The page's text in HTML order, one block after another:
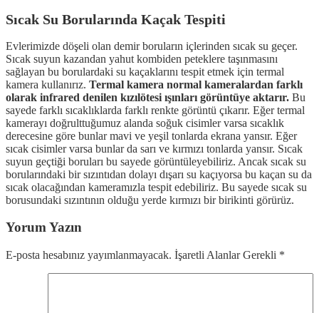
Sıcak Su Borularında Kaçak Tespiti
Evlerimizde döşeli olan demir boruların içlerinden sıcak su geçer.
Sıcak suyun kazandan yahut kombiden peteklere taşınmasını
sağlayan bu borulardaki su kaçaklarını tespit etmek için termal
kamera kullanırız. Termal kamera normal kameralardan farklı
olarak infrared denilen kızılötesi ışınları görüntüye aktarır. Bu
sayede farklı sıcaklıklarda farklı renkte görüntü çıkarır. Eğer termal
kamerayı doğrulttuğumuz alanda soğuk cisimler varsa sıcaklık
derecesine göre bunlar mavi ve yeşil tonlarda ekrana yansır. Eğer
sıcak cisimler varsa bunlar da sarı ve kırmızı tonlarda yansır. Sıcak
suyun geçtiği boruları bu sayede görüntüleyebiliriz. Ancak sıcak su
borularındaki bir sızıntıdan dolayı dışarı su kaçıyorsa bu kaçan su da
sıcak olacağından kameramızla tespit edebiliriz. Bu sayede sıcak su
borusundaki sızıntının olduğu yerde kırmızı bir birikinti görürüz.
Yorum Yazın
E-posta hesabınız yayımlanmayacak. İşaretli Alanlar Gerekli *